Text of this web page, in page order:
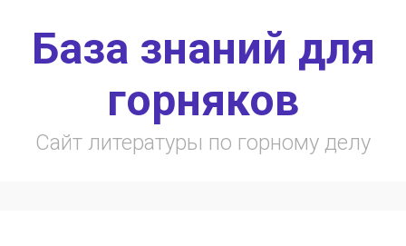
База знаний для
горняков
Сайт литературы по горному делу